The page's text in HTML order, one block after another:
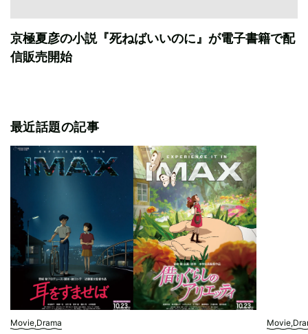
京極夏彦の小説『死ねばいいのに』が電子書籍で配
信販売開始
最近話題の記事
Movie,Drama